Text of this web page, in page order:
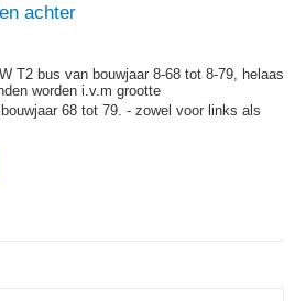
achter
T2 bus van bouwjaar 8-68 tot 8-79, helaas
worden i.v.m grootte
68 tot 79. - zowel voor links als